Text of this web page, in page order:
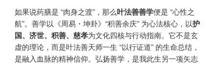
如果说药膳是 “肉身之渡”，那么叶法善善学便是 “心性之
航”。善学以《周易・坤卦》“积善余庆” 为心法核心，以护
国、济世、积善、慈孝为文化四核与行动指南。它不是玄
虚的理论，而是叶法善天师一生 “以行证道” 的生命总结，
是融入血脉的精神信仰。弘扬善学，是我此生另一项矢志